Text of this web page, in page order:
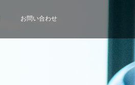
お問い合わせ